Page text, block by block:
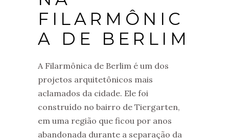
FILARMÔNIC
A DE BERLIM
A Filarmônica de Berlim é um dos
projetos arquitetônicos mais
aclamados da cidade. Ele foi
construído no bairro de Tiergarten,
em uma região que ficou por anos
abandonada durante a separação da